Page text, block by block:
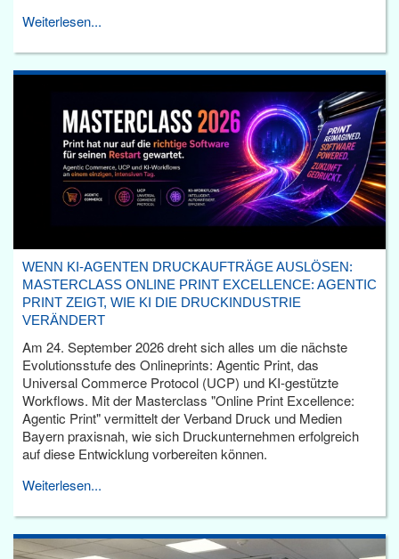
Weiterlesen...
WENN KI-AGENTEN DRUCKAUFTRÄGE AUSLÖSEN:
MASTERCLASS ONLINE PRINT EXCELLENCE: AGENTIC
PRINT ZEIGT, WIE KI DIE DRUCKINDUSTRIE
VERÄNDERT
Am 24. September 2026 dreht sich alles um die nächste
Evolutionsstufe des Onlineprints: Agentic Print, das
Universal Commerce Protocol (UCP) und KI-gestützte
Workflows. Mit der Masterclass "Online Print Excellence:
Agentic Print" vermittelt der Verband Druck und Medien
Bayern praxisnah, wie sich Druckunternehmen erfolgreich
auf diese Entwicklung vorbereiten können.
Weiterlesen...